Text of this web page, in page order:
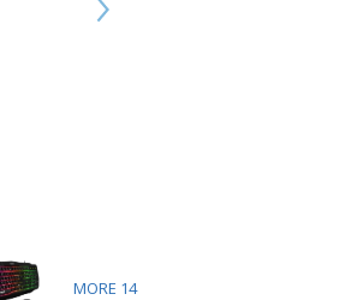
MORE 14